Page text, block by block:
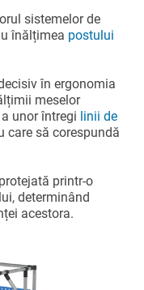
sistemelor de
înălțimea postului
în ergonomia
meselor
unor întregi linii de
care să corespundă
printr-o
determinând
acestora.